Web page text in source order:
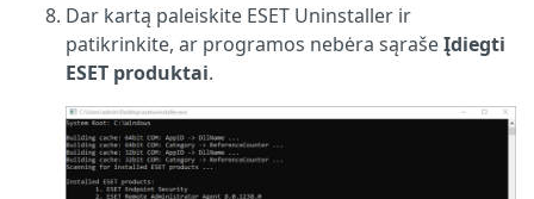
Dar kartą paleiskite ESET Uninstaller ir
patikrinkite, ar programos nebėra sąrašeĮdiegti
ESET produktai.